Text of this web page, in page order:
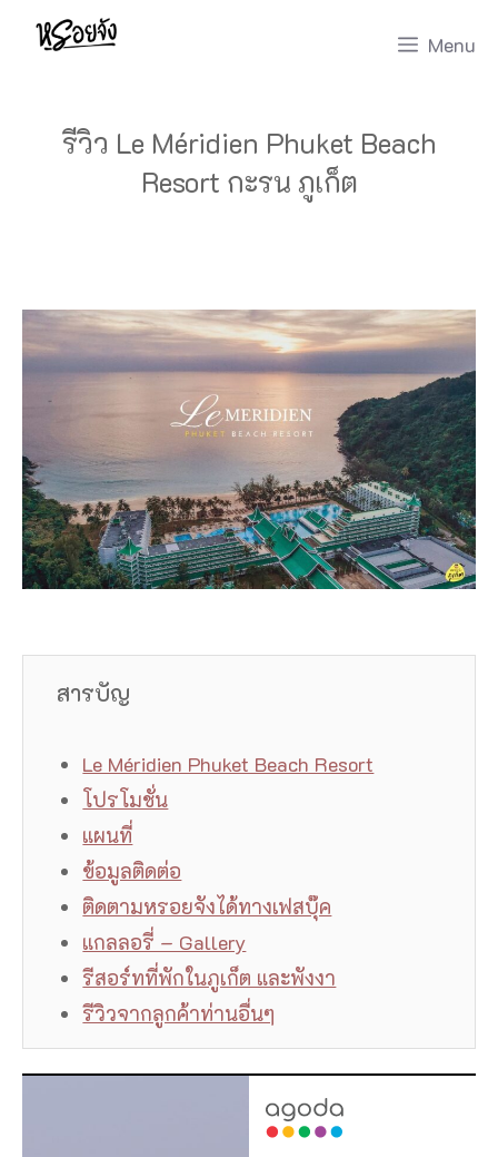
Skip
Menu
รีวิว Le Méridien Phuket Beach
Resort กะรน ภูเก็ต
สารบัญ
Le Méridien Phuket Beach Resort
โปรโมชั่น
แผนที่
ข้อมูลติดต่อ
ติดตามหรอยจังได้ทางเฟสบุ๊ค
แกลลอรี่ – Gallery
รีสอร์ทที่พักในภูเก็ต และพังงา
รีวิวจากลูกค้าท่านอื่นๆ